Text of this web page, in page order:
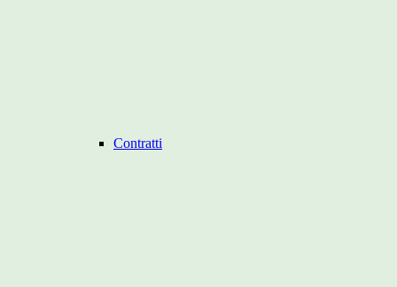
Contratti